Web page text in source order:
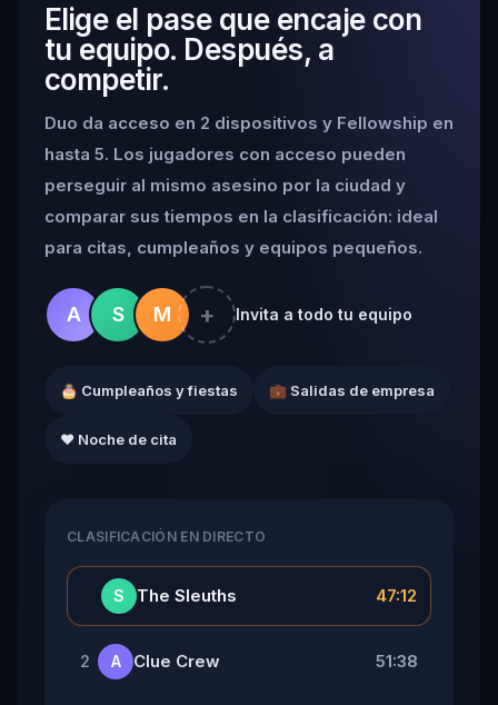
Elige el pase que encaje con
tu equipo. Después, a
competir.
Duo da acceso en 2 dispositivos y Fellowship en
hasta 5. Los jugadores con acceso pueden
perseguir al mismo asesino por la ciudad y
comparar sus tiempos en la clasificación: ideal
para citas, cumpleaños y equipos pequeños.
A S M + Invita a todo tu equipo
🎂 Cumpleaños y fiestas 💼 Salidas de empresa
❤️ Noche de cita
CLASIFICACIÓN EN DIRECTO
S The Sleuths 47:12
2 A Clue Crew 51:38